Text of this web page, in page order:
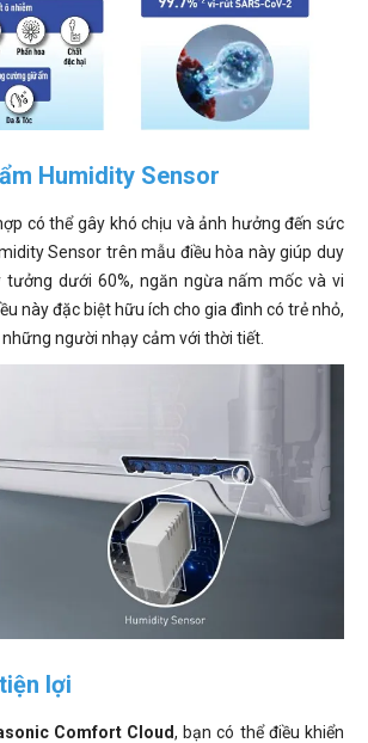
Humidity Sensor
có thể gây khó chịu và ảnh hưởng đến sức
Sensor trên mẫu điều hòa này giúp duy
dưới 60%, ngăn ngừa nấm mốc và vi
này đặc biệt hữu ích cho gia đình có trẻ nhỏ,
người nhạy cảm với thời tiết.
lợi
Comfort Cloud, bạn có thể điều khiển